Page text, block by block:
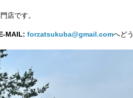
店です。
MAIL: forzatsukuba@gmail.comへど